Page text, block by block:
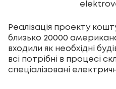
Реалізація проекту
близько 20000
входили як необхідні
всі потрібні в процесі
спеціалізовані